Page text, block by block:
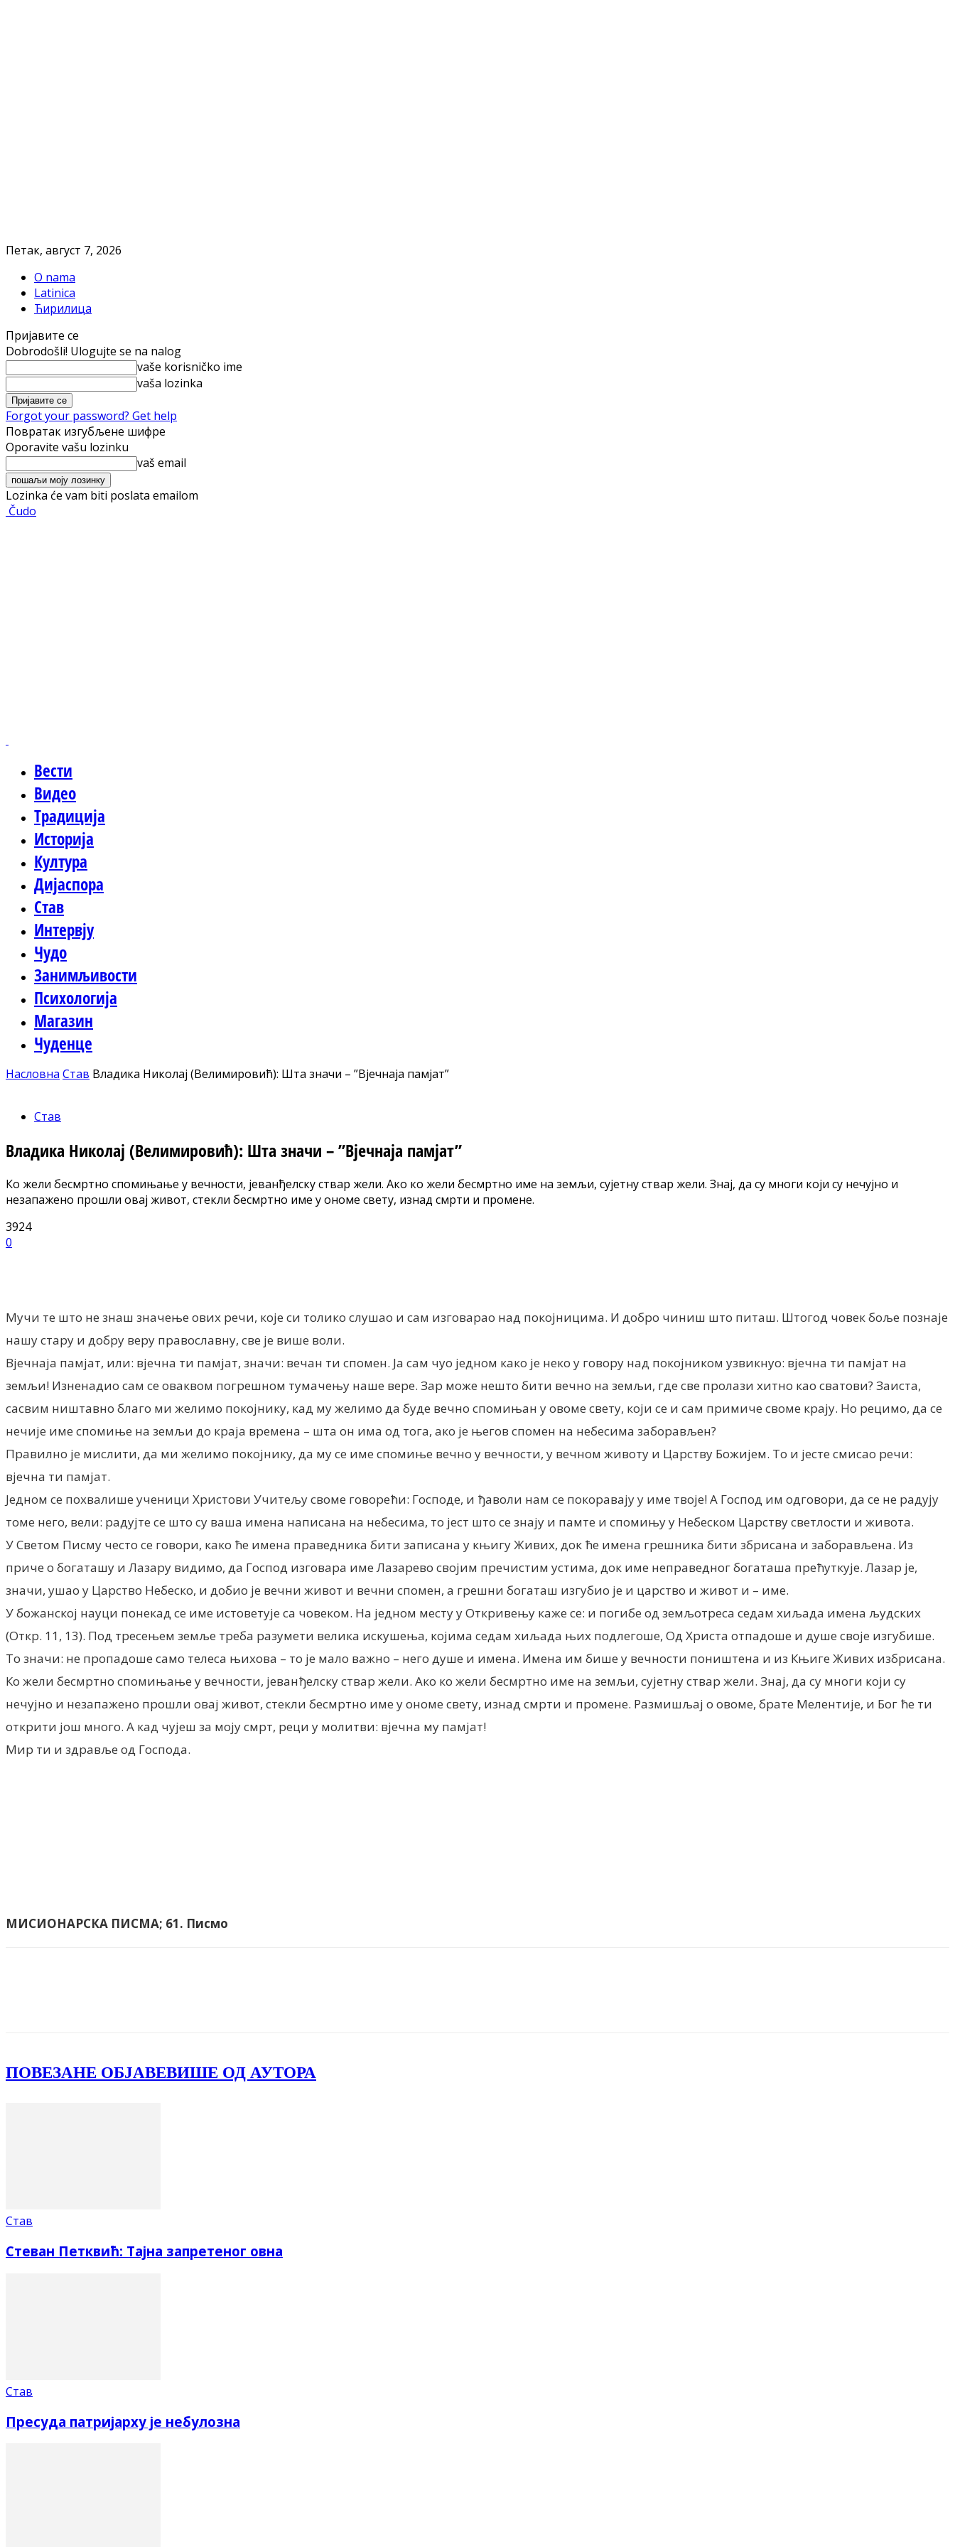
Петак, август 7, 2026
O nama
Latinica
Ћирилица
Пријавите се
Dobrodošli! Ulogujte se na nalog
vaše korisničko ime
vaša lozinka
Forgot your password? Get help
Повратак изгубљене шифре
Oporavite vašu lozinku
vaš email
Lozinka će vam biti poslata emailom
Čudo
Вести
Видео
Традиција
Историја
Култура
Дијаспора
Став
Интервју
Чудо
Занимљивости
Психологија
Магазин
Чуденце
Насловна Став Владика Николај (Велимировић): Шта значи – ”Вјечнаја памјат”
Став
Владика Николај (Велимировић): Шта значи – ”Вјечнаја памјат”
Ко жели бесмртно спомињање у вечности, јеванђелску ствар жели. Ако ко жели бесмртно име на земљи, сујетну ствар жели. Знај, да су многи који су нечујно и
незапажено прошли овај живот, стекли бесмртно име у ономе свету, изнад смрти и промене.
3924
0
Мучи те што не знаш значење ових речи, које си толико слушао и сам изговарао над покојницима. И добро чиниш што питаш. Штогод човек боље познаје
нашу стару и добру веру православну, све је више воли.
Вјечнаја памјат, или: вјечна ти памјат, значи: вечан ти спомен. Ја сам чуо једном како је неко у говору над покојником узвикнуо: вјечна ти памјат на
земљи! Изненадио сам се оваквом погрешном тумачењу наше вере. Зар може нешто бити вечно на земљи, где све пролази хитно као сватови? Заиста,
сасвим ништавно благо ми желимо покојнику, кад му желимо да буде вечно спомињан у овоме свету, који се и сам примиче своме крају. Но рецимо, да се
нечије име спомиње на земљи до краја времена – шта он има од тога, ако је његов спомен на небесима заборављен?
Правилно је мислити, да ми желимо покојнику, да му се име спомиње вечно у вечности, у вечном животу и Царству Божијем. То и јесте смисао речи:
вјечна ти памјат.
Једном се похвалише ученици Христови Учитељу своме говорећи: Господе, и ђаволи нам се покоравају у име твоје! А Господ им одговори, да се не радују
томе него, вели: радујте се што су ваша имена написана на небесима, то јест што се знају и памте и спомињу у Небеском Царству светлости и живота.
У Светом Писму често се говори, како ће имена праведника бити записана у књигу Живих, док ће имена грешника бити збрисана и заборављена. Из
приче о богаташу и Лазару видимо, да Господ изговара име Лазарево својим пречистим устима, док име неправедног богаташа прећуткује. Лазар је,
значи, ушао у Царство Небеско, и добио је вечни живот и вечни спомен, а грешни богаташ изгубио је и царство и живот и – име.
У божанској науци понекад се име истоветује са човеком. На једном месту у Откривењу каже се: и погибе од земљотреса седам хиљада имена људских
(Откр. 11, 13). Под тресењем земље треба разумети велика искушења, којима седам хиљада њих подлегоше, Од Христа отпадоше и душе своје изгубише.
То значи: не пропадоше само телеса њихова – то је мало важно – него душе и имена. Имена им бише у вечности поништена и из Књиге Живих избрисана.
Ко жели бесмртно спомињање у вечности, јеванђелску ствар жели. Ако ко жели бесмртно име на земљи, сујетну ствар жели. Знај, да су многи који су
нечујно и незапажено прошли овај живот, стекли бесмртно име у ономе свету, изнад смрти и промене. Размишљај о овоме, брате Мелентије, и Бог ће ти
открити још много. А кад чујеш за моју смрт, реци у молитви: вјечна му памјат!
Мир ти и здравље од Господа.
МИСИОНАРСКА ПИСМА; 61. Писмо
ПОВЕЗАНЕ ОБЈАВЕВИШЕ ОД АУТОРА
Став
Стеван Петквић: Тајна запретеног овна
Став
Пресуда патријарху је небулозна